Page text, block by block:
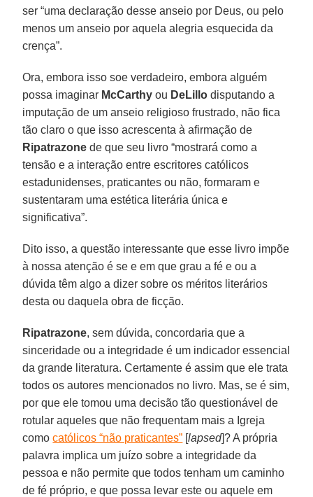
ser “uma declaração desse anseio por Deus, ou pelo
menos um anseio por aquela alegria esquecida da
crença”.
Ora, embora isso soe verdadeiro, embora alguém
possa imaginar McCarthy ou DeLillo disputando a
imputação de um anseio religioso frustrado, não fica
tão claro o que isso acrescenta à afirmação de
Ripatrazone de que seu livro “mostrará como a
tensão e a interação entre escritores católicos
estadunidenses, praticantes ou não, formaram e
sustentaram uma estética literária única e
significativa”.
Dito isso, a questão interessante que esse livro impõe
à nossa atenção é se e em que grau a fé e ou a
dúvida têm algo a dizer sobre os méritos literários
desta ou daquela obra de ficção.
Ripatrazone, sem dúvida, concordaria que a
sinceridade ou a integridade é um indicador essencial
da grande literatura. Certamente é assim que ele trata
todos os autores mencionados no livro. Mas, se é sim,
por que ele tomou uma decisão tão questionável de
rotular aqueles que não frequentam mais a Igreja
comocatólicos “não praticantes” [lapsed]? A própria
palavra implica um juízo sobre a integridade da
pessoa e não permite que todos tenham um caminho
de fé próprio, e que possa levar este ou aquele em